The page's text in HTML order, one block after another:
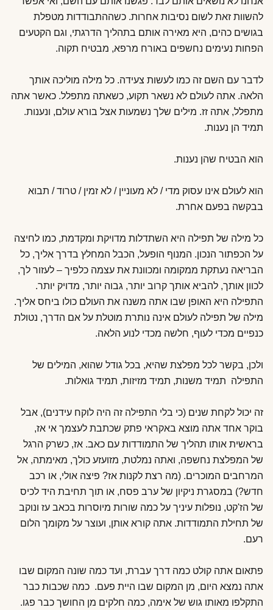
להשוות זאת לשום נסיבות אחרות. כשההתבודדות מטפלת
בגושים כהים, היא מאירה אותם בתהליך הדרגתי, וגם הקטעים
הפחות נעימים נחשפים באורח מרפא, מבטיח תקוה.
לדבר עם השם זה כמו לעשות צעידה. כל מילה מוליכה אותך
הלאה. אתה לעולם לא נשאר תקוע, כשאתה מתפלל. כאשר אתה
מתפלל, אתה זז. מילים שלך נשמעות אצל בורא עולם, ונענות.
תמיד הן נענות.
הוא הבטיח שהן נענות.
הוא לעולם אינו עסוק מדי / לא מעוניין / לא זמין / טרוד / תבוא
בבקשה בפעם אחרת.
כל מילה של תפילה היא השתדלות מדויקת ומקדמת, כמו לחיצה
על הכפתור הנכון. המנוף הופעל, הכבל המחלץ בדרך אליך, כל
הבריאה נעתקת ממקומה ומכוונת את עצמה כלפיך – לעזור לך,
לכוון אותך, להביא אותך קרוב יותר, גבוה יותר, מדויק יותר.
התפילה היא האופן שבו אתה משנה את העולם כולו ביחס אליך.
מילה של תפילה לעולם אינה נותרת מוטלת על אם הדרך, נטולת
כנפיים מכדי לעוף, חלשה מכדי לנוע הלאה.
ולכן, בקשר לכל מפלצת שהיא, בכל גודל שהוא, המילים של
התפילה תמיד משנות, תמיד מזיזות, תמיד גואלות.
זה יכול לקחת שנים (כי בלי התפילה זה היה לוקח עידנים), אבל
בוקר אחד אתה מוצא באקראי פתק שכתבת לעצמך אי אז,
בראשית אותו תהליך של התמודדות עם כאב. אז, כשרק הרגל
של המפלצת נחשפה, ואתה נמלטת, מזועזע כולך, מאימתה, אל
המרחבים המוכרים. (מה רצת לקנות אז? פיצה אולי, או רכב
חדש?) במסגרת ניקיון של ערב פסח, או תוך תחיבת היד לכיס
של הז'קט, נופלות עיניך על כמה שורות מיוסרות בכאב עז ונוקב
של תחילת התמודדות. אתה קורא אותן, ועוצר על מקומך הלום
רעם.
פתאום אתה קולט כמה דרך עברת, ועד כמה שונה המקום שבו
אתה נמצא היום, מן המקום שבו היית פעם. כמה שכבות כבר
התקלפו מאותו גוש של אימה, כמה חלקים מן החושך כבר פגו.